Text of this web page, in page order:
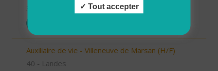
Auxiliaire de vie - Villeneuve de Marsan (H/F)
40 - Landes
Tout accepter